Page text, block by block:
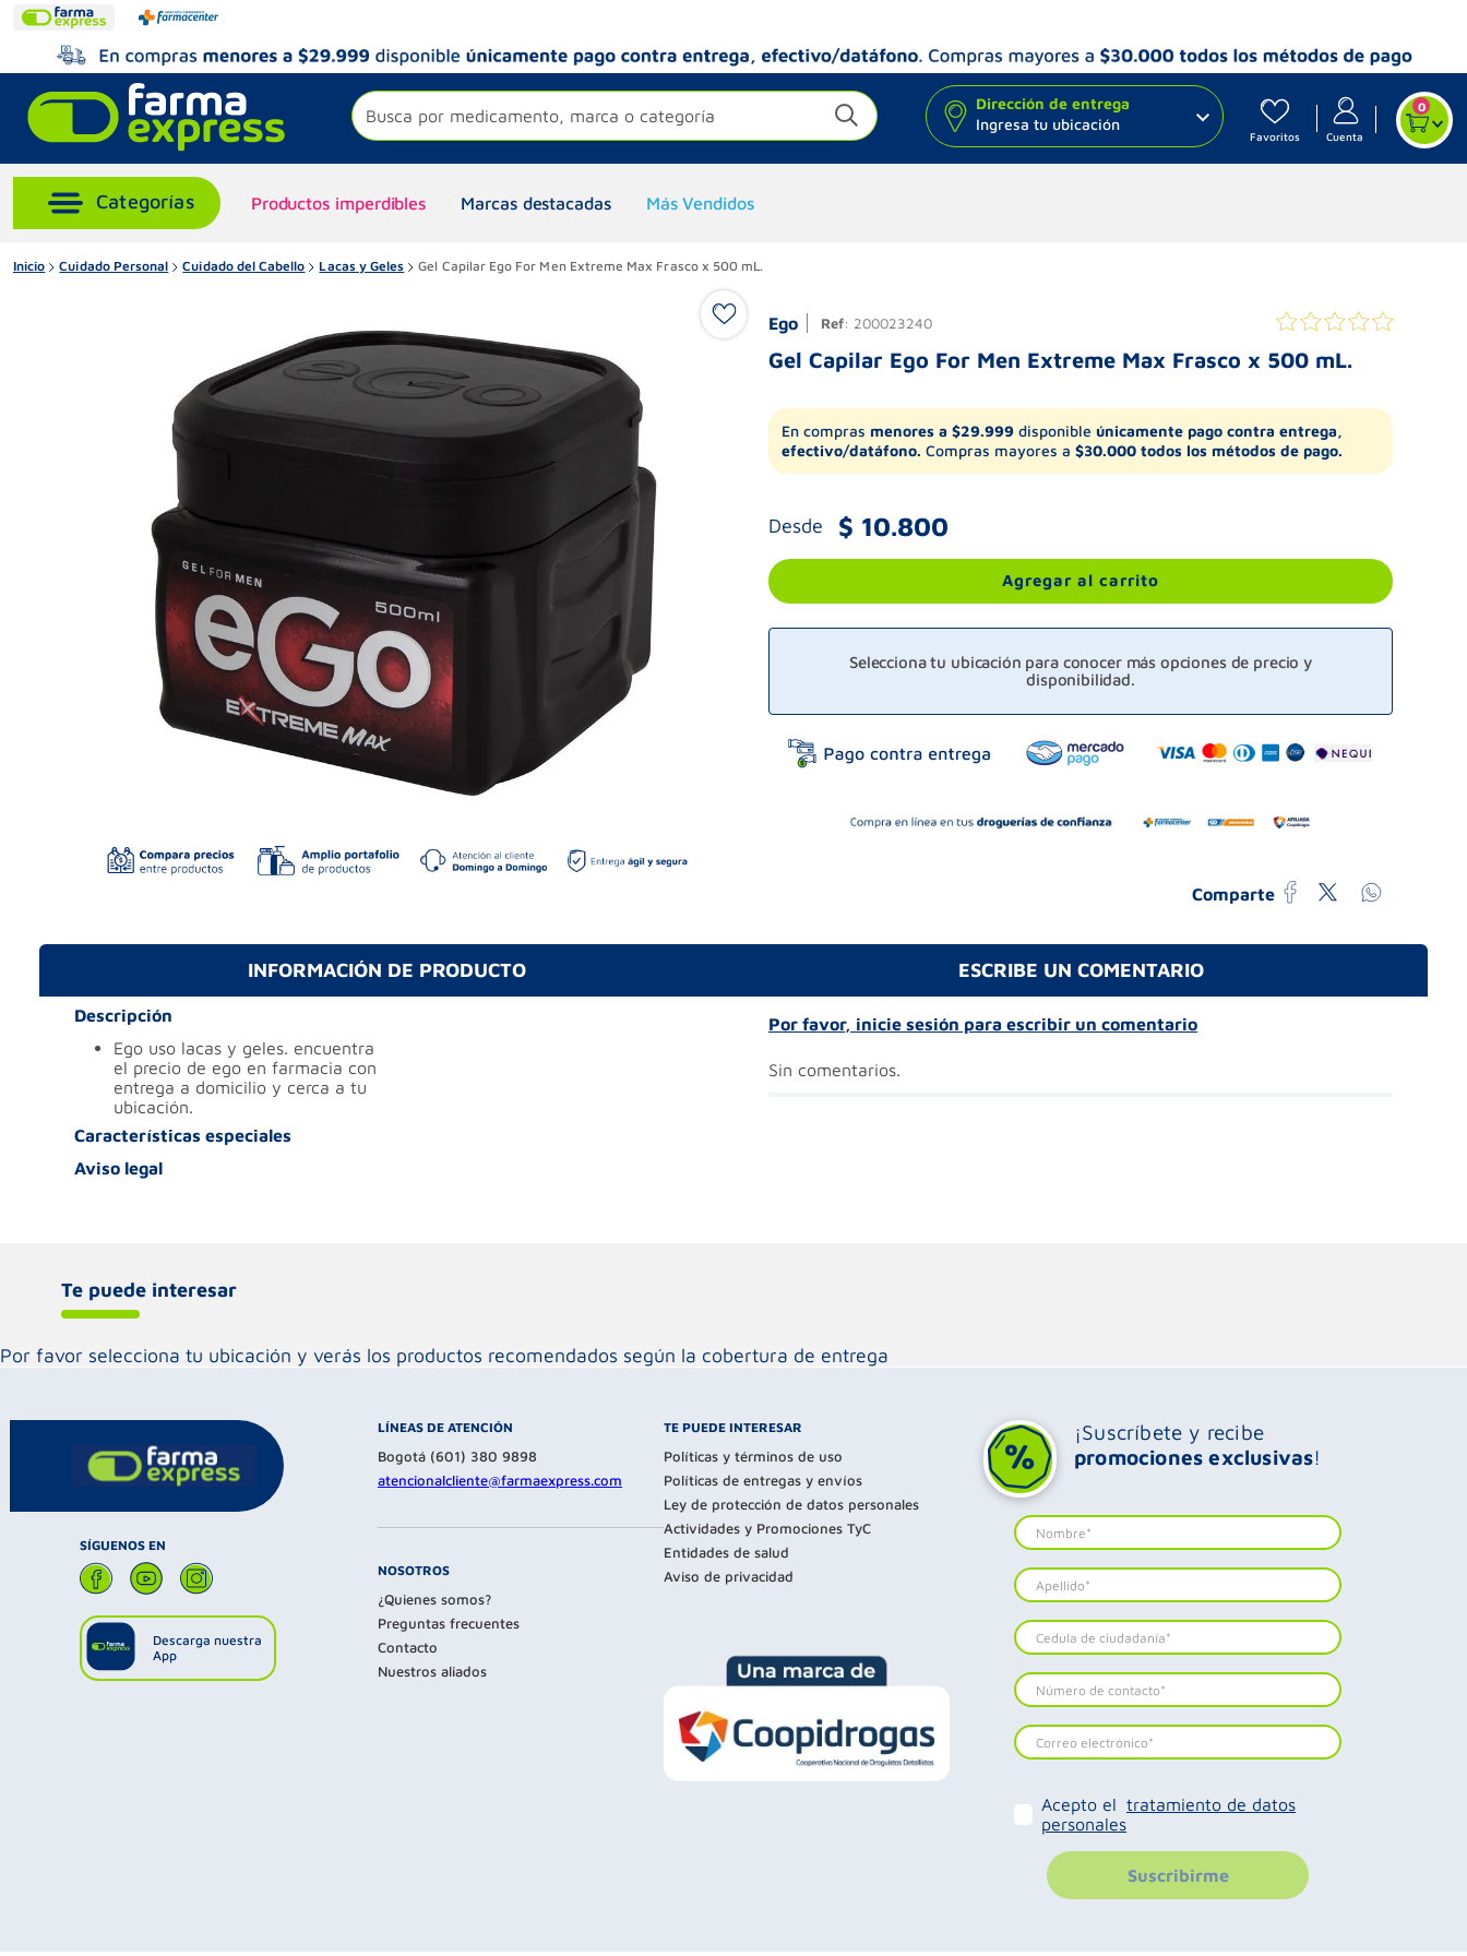
Busca por medicamento, marca o categoría
Dirección de entrega
Ingresa tu ubicación
Favoritos Cuenta
0
Productos imperdibles Marcas destacadas Más Vendidos
Inicio Cuidado Personal Cuidado del Cabello Lacas y Geles Gel Capilar Ego For Men Extreme Max Frasco x 500 mL.
Ego Ref: 200023240
Gel Capilar Ego For Men Extreme Max Frasco x 500 mL.
En compras menores a $29.999 disponible únicamente pago contra entrega,
efectivo/datáfono. Compras mayores a $30.000 todos los métodos de pago.
Desde $ 10.800
Agregar al carrito
Selecciona tu ubicación para conocer más opciones de precio y
disponibilidad.
Comparte
INFORMACIÓN DE PRODUCTO
Descripción
ego uso lacas y geles. encuentra
el precio de ego en farmacia con
entrega a domicilio y cerca a tu
ubicación.
Características especiales
Aviso legal
ESCRIBE UN COMENTARIO
Por favor, inicie sesión para escribir un comentario
Sin comentarios.
Te puede interesar
Por favor selecciona tu ubicación y verás los productos recomendados según la cobertura de entrega
SÍGUENOS EN
Descarga nuestra
App
LÍNEAS DE ATENCIÓN
Bogotá (601) 380 9898
atencionalcliente@farmaexpress.com
NOSOTROS
¿Quienes somos?
Preguntas frecuentes
Contacto
Nuestros aliados
TE PUEDE INTERESAR
Políticas y términos de uso
Políticas de entregas y envíos
Ley de protección de datos personales
Actividades y Promociones TyC
Entidades de salud
Aviso de privacidad
¡Suscríbete y recibe
promociones exclusivas!
Acepto el tratamiento de datos
personales
Suscribirme